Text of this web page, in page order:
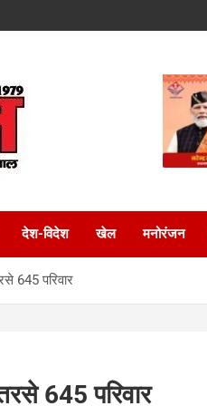
देश-विदेश खेल मनोरंजन
645 परिवार
645 परिवार